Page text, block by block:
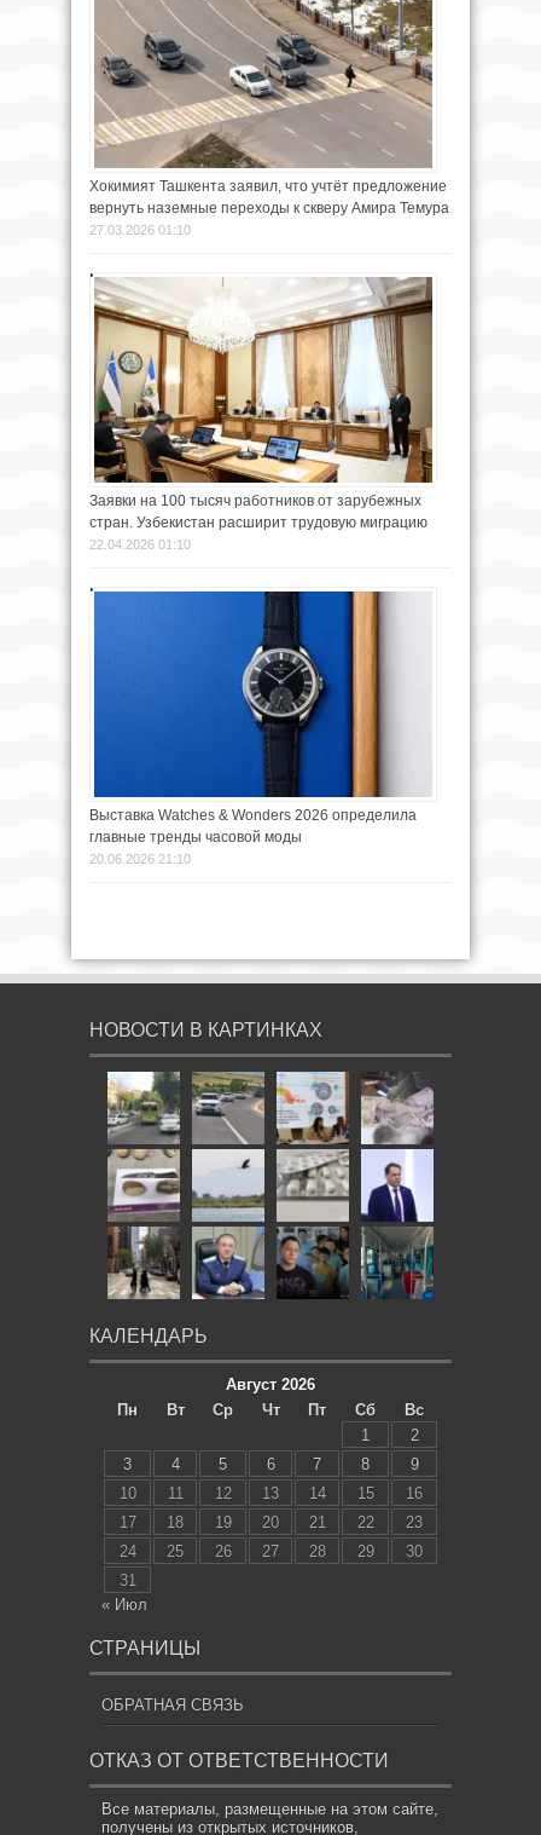
Хокимият Ташкента заявил, что учтёт предложение
вернуть наземные переходы к скверу Амира Темура
27.03.2026 01:10
Заявки на 100 тысяч работников от зарубежных
стран. Узбекистан расширит трудовую миграцию
22.04.2026 01:10
Выставка Watches & Wonders 2026 определила
главные тренды часовой моды
20.06.2026 21:10
НОВОСТИ В КАРТИНКАХ
КАЛЕНДАРЬ
Август 2026
Пн
Вт Ср Чт Пт Сб
Вс
1
2
3
4 5 6 7 8
9
10
11 12 13 14 15
16
17
18 19 20 21 22
23
24
25 26 27 28 29
30
31
« Июл
СТРАНИЦЫ
ОБРАТНАЯ СВЯЗЬ
ОТКАЗ ОТ ОТВЕТСТВЕННОСТИ
Все материалы, размещенные на этом сайте,
получены из открытых источников,